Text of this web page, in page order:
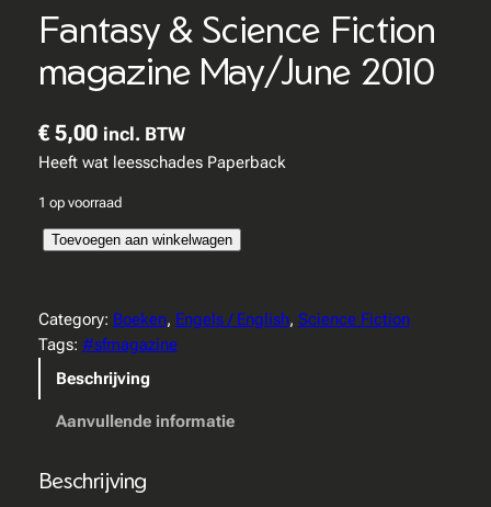
Fantasy & Science Fiction
magazine May/June 2010
€5,00 incl. BTW
Heeft wat leesschades Paperback
1 op voorraad
t
a
i
Toevoegen aan winkelwagen
Category: Boeken, Engels / English, Science Fiction
Tags: #sfmagazine
Beschrijving
Aanvullende informatie
Beschrijving